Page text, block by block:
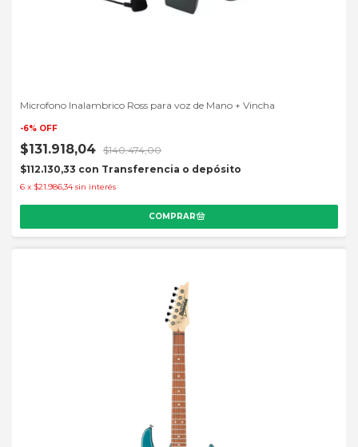
Microfono Inalambrico Ross para voz de Mano + Vincha
-6% OFF
$131.918,04 $140.474,00
$112.130,33 con Transferencia o depósito
6 x $21.986,34 sin interés